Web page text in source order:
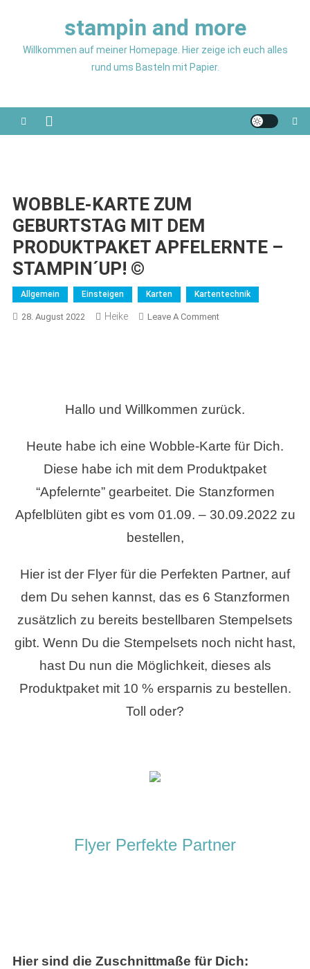
stampin and more
Willkommen auf meiner Homepage. Hier zeige ich euch alles
rund ums Basteln mit Papier.
WOBBLE-KARTE ZUM
GEBURTSTAG MIT DEM
PRODUKTPAKET APFELERNTE –
STAMPIN´UP! ©
Allgemein Einsteigen Karten Kartentechnik
28. August 2022 Heike Leave A CommentOn
DEM
APFELERNTE
STAMPIN
´UP!
Hallo und Willkommen zurück.
Heute habe ich eine Wobble-Karte für Dich.
Diese habe ich mit dem Produktpaket
“Apfelernte” gearbeitet. Die Stanzformen
Apfelblüten gibt es vom 01.09. – 30.09.2022 zu
bestellen,
Hier ist der Flyer für die Perfekten Partner, auf
dem Du sehen kannst, das es 6 Stanzformen
zusätzlich zu bereits bestellbaren Stempelsets
gibt. Wenn Du die Stempelsets noch nicht hast,
hast Du nun die Möglichkeit, dieses als
Produktpaket mit 10 % ersparnis zu bestellen.
Toll oder?
Flyer Perfekte Partner
Hier sind die Zuschnittmaße für Dich: